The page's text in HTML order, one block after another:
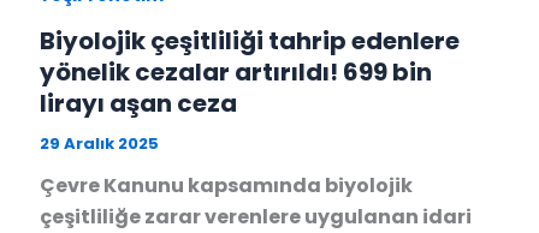
Biyolojik çeşitliliği tahrip edenlere
yönelik cezalar artırıldı! 699 bin
lirayı aşan ceza
29 Aralık 2025
Çevre Kanunu kapsamında biyolojik
çeşitliliğe zarar verenlere uygulanan idari